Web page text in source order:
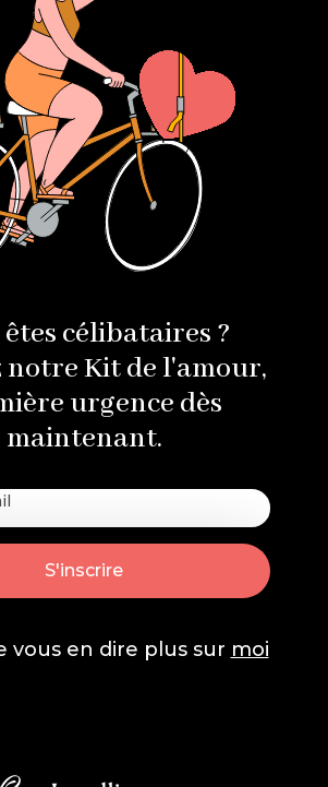
célibataires ?
notre Kit de l'amour,
urgence dès
maintenant.
vous en dire plus sur moi